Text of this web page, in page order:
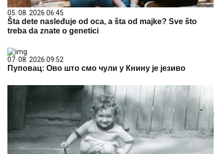
05. 08. 2026 06:45
Šta dete nasleđuje od oca, a šta od majke? Sve što
treba da znate o genetici
07. 08. 2026 09:52
Пуповац: Ово што смо чули у Книну је језиво